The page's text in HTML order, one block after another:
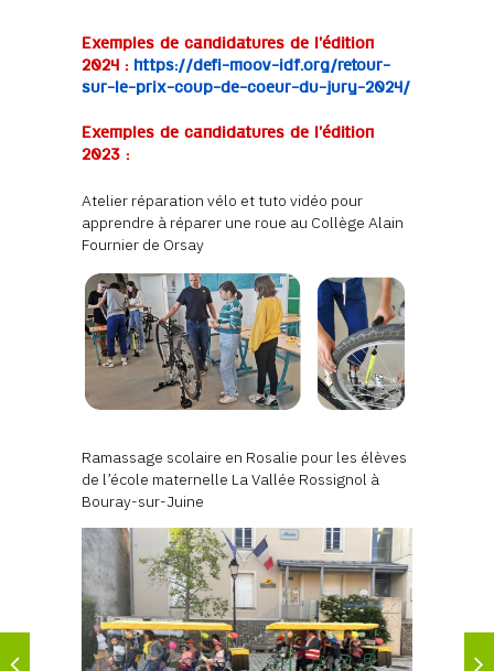
Exemples de candidatures de l’édition
2024 : https://defi-moov-idf.org/retour-
sur-le-prix-coup-de-coeur-du-jury-2024/
Exemples de candidatures de l’édition
2023 :
Atelier réparation vélo et tuto vidéo pour
apprendre à réparer une roue au Collège Alain
Fournier de Orsay
Ramassage scolaire en Rosalie pour les élèves
de l’école maternelle La Vallée Rossignol à
Bouray-sur-Juine